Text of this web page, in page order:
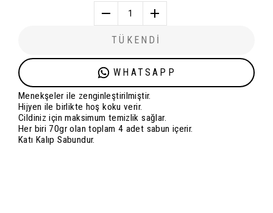
1
TÜKENDİ
WHATSAPP
Menekşeler ile zenginleştirilmiştir.
Hijyen ile birlikte hoş koku verir.
Cildiniz için maksimum temizlik sağlar.
Her biri 70gr olan toplam 4 adet sabun içerir.
Katı Kalıp Sabundur.